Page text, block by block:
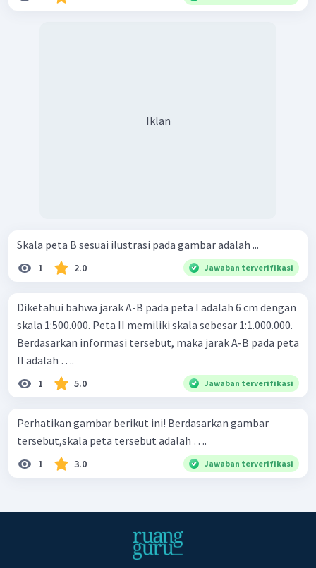
Iklan
Skala peta B sesuai ilustrasi pada gambar adalah ...
1 2.0 Jawaban terverifikasi
Diketahui bahwa jarak A-B pada peta I adalah 6 cm dengan
skala 1:500.000. Peta II memiliki skala sebesar 1:1.000.000.
Berdasarkan informasi tersebut, maka jarak A-B pada peta
II adalah ….
1 5.0 Jawaban terverifikasi
Perhatikan gambar berikut ini! Berdasarkan gambar
tersebut,skala peta tersebut adalah ….
1 3.0 Jawaban terverifikasi